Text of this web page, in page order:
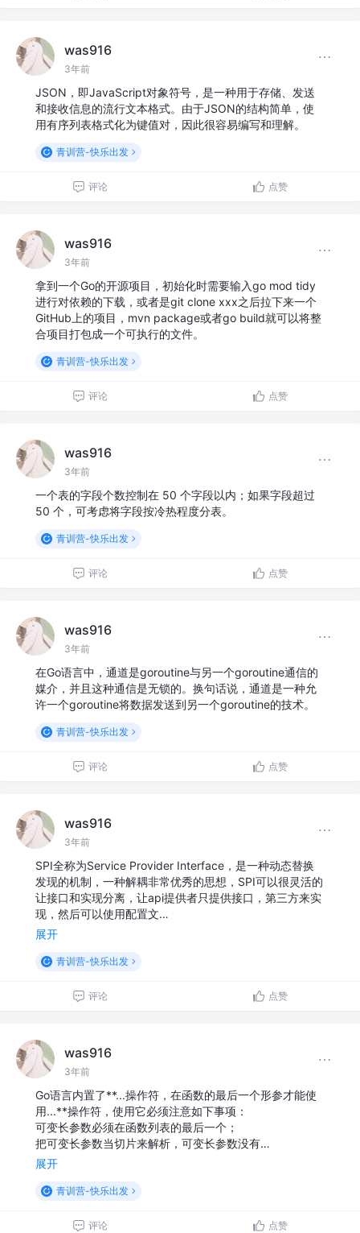
was916
3年前
JSON，即JavaScript对象符号，是一种用于存储、发送
和接收信息的流行文本格式。由于JSON的结构简单，使
用有序列表格式化为键值对，因此很容易编写和理解。
青训营-快乐出发
评论 点赞
was916
3年前
拿到一个Go的开源项目，初始化时需要输入go mod tidy
进行对依赖的下载，或者是git clone xxx之后拉下来一个
GitHub上的项目，mvn package或者go build就可以将整
合项目打包成一个可执行的文件。
青训营-快乐出发
评论 点赞
was916
3年前
一个表的字段个数控制在 50 个字段以内；如果字段超过
50 个，可考虑将字段按冷热程度分表。
青训营-快乐出发
评论 点赞
was916
3年前
在Go语言中，通道是goroutine与另一个goroutine通信的
媒介，并且这种通信是无锁的。换句话说，通道是一种允
许一个goroutine将数据发送到另一个goroutine的技术。
青训营-快乐出发
评论 点赞
was916
3年前
SPI全称为Service Provider Interface，是一种动态替换
发现的机制，一种解耦非常优秀的思想，SPI可以很灵活的
让接口和实现分离，让api提供者只提供接口，第三方来实
现，然后可以使用配置文…
展开
青训营-快乐出发
评论 点赞
was916
3年前
Go语言内置了**...操作符，在函数的最后一个形参才能使
用...**操作符，使用它必须注意如下事项：
可变长参数必须在函数列表的最后一个；
把可变长参数当切片来解析，可变长参数没有…
展开
青训营-快乐出发
评论 点赞